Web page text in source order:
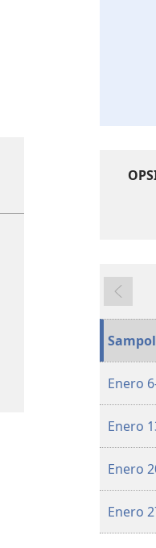
Nauna
Enero
Enero
Enero
Enero